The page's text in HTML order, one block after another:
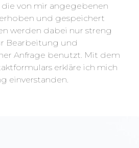
die von mir angegebenen
und gespeichert
werden dabei nur streng
Bearbeitung und
Anfrage benutzt. Mit dem
erkläre ich mich
einverstanden.